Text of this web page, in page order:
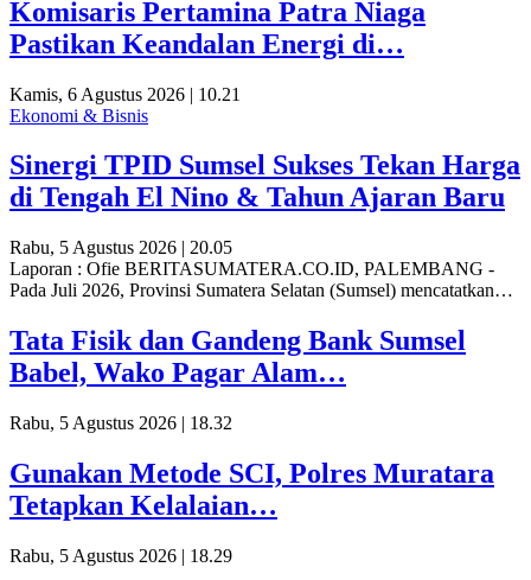
Komisaris Pertamina Patra Niaga
Pastikan Keandalan Energi di…
Kamis, 6 Agustus 2026 | 10.21
Ekonomi & Bisnis
Sinergi TPID Sumsel Sukses Tekan Harga
di Tengah El Nino & Tahun Ajaran Baru
Rabu, 5 Agustus 2026 | 20.05
Laporan : Ofie BERITASUMATERA.CO.ID, PALEMBANG -
Pada Juli 2026, Provinsi Sumatera Selatan (Sumsel) mencatatkan…
Tata Fisik dan Gandeng Bank Sumsel
Babel, Wako Pagar Alam…
Rabu, 5 Agustus 2026 | 18.32
Gunakan Metode SCI, Polres Muratara
Tetapkan Kelalaian…
Rabu, 5 Agustus 2026 | 18.29